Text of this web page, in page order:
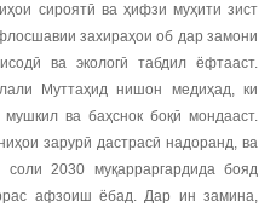
сироятӣ ва ҳифзи муҳити зист
захираҳои об дар замони
ва экологӣ табдил ёфтааст.
Муттаҳид нишон медиҳад, ки
ва баҳснок боқӣ мондааст.
зарурӣ дастрасӣ надоранд, ва
2030 муқарраргардида бояд
афзоиш ёбад. Дар ин замина,